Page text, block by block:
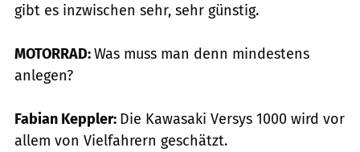
gibt es inzwischen sehr, sehr günstig.
MOTORRAD:Was muss man denn mindestens
anlegen?
Fabian Keppler: Die Kawasaki Versys 1000 wird vor
allem von Vielfahrern geschätzt.